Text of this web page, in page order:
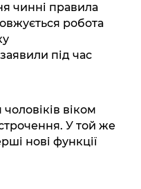
чинні правила
робота
під час
віком
У той же
нові функції